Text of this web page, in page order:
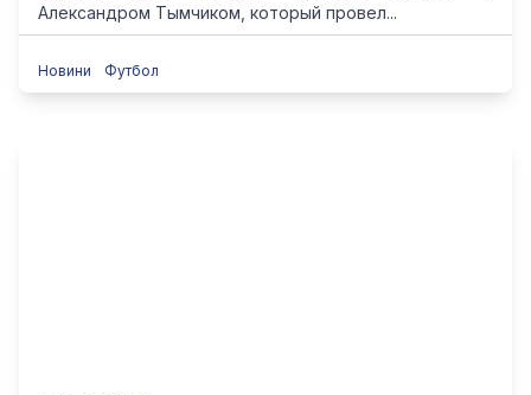
Александром Тымчиком, который провел...
Новини Футбол